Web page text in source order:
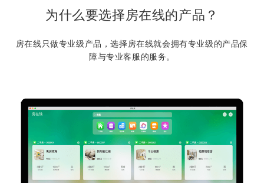
为什么要选择房在线的产品？
房在线只做专业级产品，选择房在线就会拥有专业级的产品保
障与专业客服的服务。